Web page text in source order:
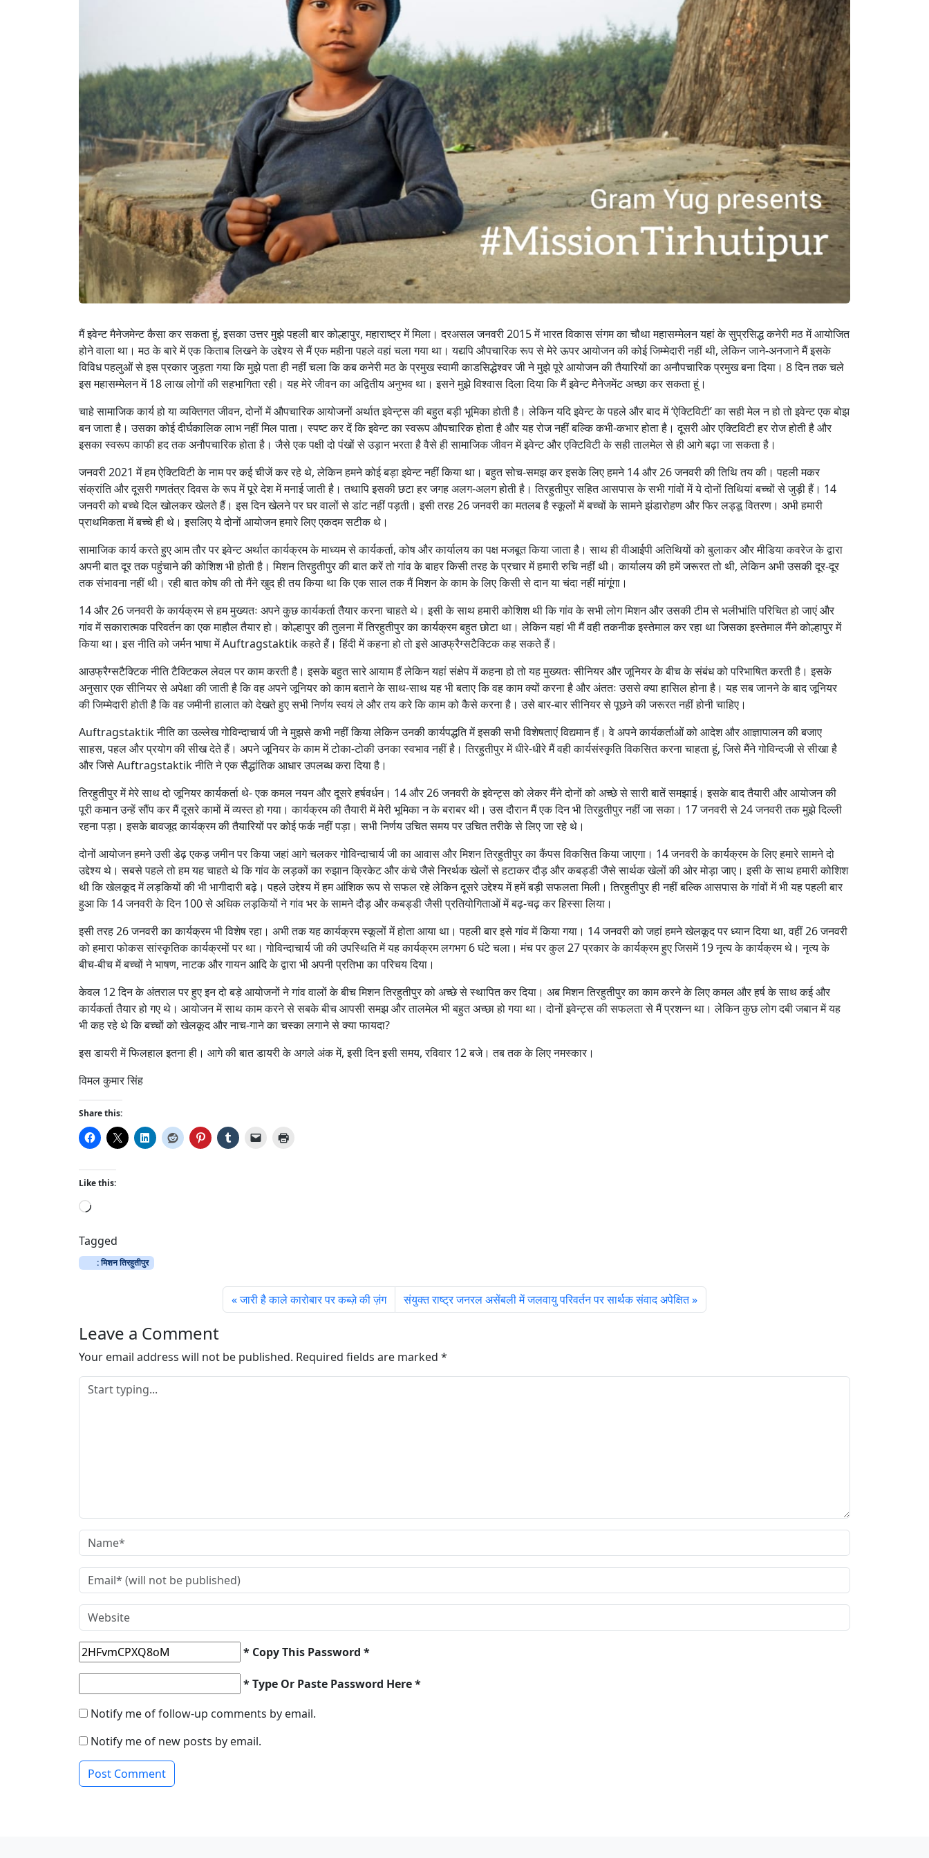
मैं इवेन्ट मैनेजमेन्ट कैसा कर सकता हूं, इसका उत्तर मुझे पहली बार कोल्हापुर, महाराष्ट्र में मिला। दरअसल जनवरी 2015 में भारत विकास संगम का चौथा महासम्मेलन यहां के सुप्रसिद्ध कनेरी मठ में आयोजित
होने वाला था। मठ के बारे में एक किताब लिखने के उद्देश्य से मैं एक महीना पहले वहां चला गया था। यद्यपि औपचारिक रूप से मेरे ऊपर आयोजन की कोई जिम्मेदारी नहीं थी, लेकिन जाने-अनजाने मैं इसके
विविध पहलुओं से इस प्रकार जुड़ता गया कि मुझे पता ही नहीं चला कि कब कनेरी मठ के प्रमुख स्वामी काडसिद्धेश्वर जी ने मुझे पूरे आयोजन की तैयारियों का अनौपचारिक प्रमुख बना दिया। 8 दिन तक चले
इस महासम्मेलन में 18 लाख लोगों की सहभागिता रही। यह मेरे जीवन का अद्वितीय अनुभव था। इसने मुझे विश्वास दिला दिया कि मैं इवेन्ट मैनेजमेंट अच्छा कर सकता हूं।
चाहे सामाजिक कार्य हो या व्यक्तिगत जीवन, दोनों में औपचारिक आयोजनों अर्थात इवेन्ट्स की बहुत बड़ी भूमिका होती है। लेकिन यदि इवेन्ट के पहले और बाद में ‘ऐक्टिविटी’ का सही मेल न हो तो इवेन्ट एक बोझ
बन जाता है। उसका कोई दीर्घकालिक लाभ नहीं मिल पाता। स्पष्ट कर दें कि इवेन्ट का स्वरूप औपचारिक होता है और यह रोज नहीं बल्कि कभी-कभार होता है। दूसरी ओर एक्टिविटी हर रोज होती है और
इसका स्वरूप काफी हद तक अनौपचारिक होता है। जैसे एक पक्षी दो पंखों से उड़ान भरता है वैसे ही सामाजिक जीवन में इवेन्ट और एक्टिविटी के सही तालमेल से ही आगे बढ़ा जा सकता है।
जनवरी 2021 में हम ऐक्टिविटी के नाम पर कई चीजें कर रहे थे, लेकिन हमने कोई बड़ा इवेन्ट नहीं किया था। बहुत सोच-समझ कर इसके लिए हमने 14 और 26 जनवरी की तिथि तय की। पहली मकर
संक्रांति और दूसरी गणतंत्र दिवस के रूप में पूरे देश में मनाई जाती है। तथापि इसकी छटा हर जगह अलग-अलग होती है। तिरहुतीपुर सहित आसपास के सभी गांवों में ये दोनों तिथियां बच्चों से जुड़ी हैं। 14
जनवरी को बच्चे दिल खोलकर खेलते हैं। इस दिन खेलने पर घर वालों से डांट नहीं पड़ती। इसी तरह 26 जनवरी का मतलब है स्कूलों में बच्चों के सामने झंडारोहण और फिर लड्डू वितरण। अभी हमारी
प्राथमिकता में बच्चे ही थे। इसलिए ये दोनों आयोजन हमारे लिए एकदम सटीक थे।
सामाजिक कार्य करते हुए आम तौर पर इवेन्ट अर्थात कार्यक्रम के माध्यम से कार्यकर्ता, कोष और कार्यालय का पक्ष मजबूत किया जाता है। साथ ही वीआईपी अतिथियों को बुलाकर और मीडिया कवरेज के द्वारा
अपनी बात दूर तक पहुंचाने की कोशिश भी होती है। मिशन तिरहुतीपुर की बात करें तो गांव के बाहर किसी तरह के प्रचार में हमारी रुचि नहीं थी। कार्यालय की हमें जरूरत तो थी, लेकिन अभी उसकी दूर-दूर
तक संभावना नहीं थी। रही बात कोष की तो मैंने खुद ही तय किया था कि एक साल तक मैं मिशन के काम के लिए किसी से दान या चंदा नहीं मांगूंगा।
14 और 26 जनवरी के कार्यक्रम से हम मुख्यतः अपने कुछ कार्यकर्ता तैयार करना चाहते थे। इसी के साथ हमारी कोशिश थी कि गांव के सभी लोग मिशन और उसकी टीम से भलीभांति परिचित हो जाएं और
गांव में सकारात्मक परिवर्तन का एक माहौल तैयार हो। कोल्हापुर की तुलना में तिरहुतीपुर का कार्यक्रम बहुत छोटा था। लेकिन यहां भी मैं वही तकनीक इस्तेमाल कर रहा था जिसका इस्तेमाल मैंने कोल्हापुर में
किया था। इस नीति को जर्मन भाषा में Auftragstaktik कहते हैं। हिंदी में कहना हो तो इसे आउफ्रैग्सटैक्टिक कह सकते हैं।
आउफ्रैग्सटैक्टिक नीति टैक्टिकल लेवल पर काम करती है। इसके बहुत सारे आयाम हैं लेकिन यहां संक्षेप में कहना हो तो यह मुख्यतः सीनियर और जूनियर के बीच के संबंध को परिभाषित करती है। इसके
अनुसार एक सीनियर से अपेक्षा की जाती है कि वह अपने जूनियर को काम बताने के साथ-साथ यह भी बताए कि वह काम क्यों करना है और अंततः उससे क्या हासिल होना है। यह सब जानने के बाद जूनियर
की जिम्मेदारी होती है कि वह जमीनी हालात को देखते हुए सभी निर्णय स्वयं ले और तय करे कि काम को कैसे करना है। उसे बार-बार सीनियर से पूछने की जरूरत नहीं होनी चाहिए।
Auftragstaktik नीति का उल्लेख गोविन्दाचार्य जी ने मुझसे कभी नहीं किया लेकिन उनकी कार्यपद्धति में इसकी सभी विशेषताएं विद्यमान हैं। वे अपने कार्यकर्ताओं को आदेश और आज्ञापालन की बजाए
साहस, पहल और प्रयोग की सीख देते हैं। अपने जूनियर के काम में टोका-टोकी उनका स्वभाव नहीं है। तिरहुतीपुर में धीरे-धीरे मैं वही कार्यसंस्कृति विकसित करना चाहता हूं, जिसे मैंने गोविन्दजी से सीखा है
और जिसे Auftragstaktik नीति ने एक सैद्धांतिक आधार उपलब्ध करा दिया है।
तिरहुतीपुर में मेरे साथ दो जूनियर कार्यकर्ता थे- एक कमल नयन और दूसरे हर्षवर्धन। 14 और 26 जनवरी के इवेन्ट्स को लेकर मैंने दोनों को अच्छे से सारी बातें समझाई। इसके बाद तैयारी और आयोजन की
पूरी कमान उन्हें सौंप कर मैं दूसरे कामों में व्यस्त हो गया। कार्यक्रम की तैयारी में मेरी भूमिका न के बराबर थी। उस दौरान मैं एक दिन भी तिरहुतीपुर नहीं जा सका। 17 जनवरी से 24 जनवरी तक मुझे दिल्ली
रहना पड़ा। इसके बावजूद कार्यक्रम की तैयारियों पर कोई फर्क नहीं पड़ा। सभी निर्णय उचित समय पर उचित तरीके से लिए जा रहे थे।
दोनों आयोजन हमने उसी डेढ़ एकड़ जमीन पर किया जहां आगे चलकर गोविन्दाचार्य जी का आवास और मिशन तिरहुतीपुर का कैंपस विकसित किया जाएगा। 14 जनवरी के कार्यक्रम के लिए हमारे सामने दो
उद्देश्य थे। सबसे पहले तो हम यह चाहते थे कि गांव के लड़कों का रुझान क्रिकेट और कंचे जैसे निरर्थक खेलों से हटाकर दौड़ और कबड्डी जैसे सार्थक खेलों की ओर मोड़ा जाए। इसी के साथ हमारी कोशिश
थी कि खेलकूद में लड़कियों की भी भागीदारी बढ़े। पहले उद्देश्य में हम आंशिक रूप से सफल रहे लेकिन दूसरे उद्देश्य में हमें बड़ी सफलता मिली। तिरहुतीपुर ही नहीं बल्कि आसपास के गांवों में भी यह पहली बार
हुआ कि 14 जनवरी के दिन 100 से अधिक लड़कियों ने गांव भर के सामने दौड़ और कबड्डी जैसी प्रतियोगिताओं में बढ़-चढ़ कर हिस्सा लिया।
इसी तरह 26 जनवरी का कार्यक्रम भी विशेष रहा। अभी तक यह कार्यक्रम स्कूलों में होता आया था। पहली बार इसे गांव में किया गया। 14 जनवरी को जहां हमने खेलकूद पर ध्यान दिया था, वहीं 26 जनवरी
को हमारा फोकस सांस्कृतिक कार्यक्रमों पर था। गोविन्दाचार्य जी की उपस्थिति में यह कार्यक्रम लगभग 6 घंटे चला। मंच पर कुल 27 प्रकार के कार्यक्रम हुए जिसमें 19 नृत्य के कार्यक्रम थे। नृत्य के
बीच-बीच में बच्चों ने भाषण, नाटक और गायन आदि के द्वारा भी अपनी प्रतिभा का परिचय दिया।
केवल 12 दिन के अंतराल पर हुए इन दो बड़े आयोजनों ने गांव वालों के बीच मिशन तिरहुतीपुर को अच्छे से स्थापित कर दिया। अब मिशन तिरहुतीपुर का काम करने के लिए कमल और हर्ष के साथ कई और
कार्यकर्ता तैयार हो गए थे। आयोजन में साथ काम करने से सबके बीच आपसी समझ और तालमेल भी बहुत अच्छा हो गया था। दोनों इवेन्ट्स की सफलता से मैं प्रशन्न था। लेकिन कुछ लोग दबी जबान में यह
भी कह रहे थे कि बच्चों को खेलकूद और नाच-गाने का चस्का लगाने से क्या फायदा?
इस डायरी में फिलहाल इतना ही। आगे की बात डायरी के अगले अंक में, इसी दिन इसी समय, रविवार 12 बजे। तब तक के लिए नमस्कार।
विमल कुमार सिंह
Share this:
Like this:
L
a
d
i
Tagged
: मिशन तिरहुतीपुर
जारी है काले कारोबार पर कब्ज़े की ज़ंग संयुक्त राष्ट्र जनरल असेंबली में जलवायु परिवर्तन पर सा‍र्थक संवाद अपेक्षित
Leave a Comment
Your email address will not be published. Required fields are marked *
* Copy This Password *
* Type Or Paste Password Here *
Notify me of follow-up comments by email.
Notify me of new posts by email.